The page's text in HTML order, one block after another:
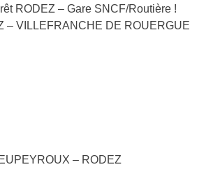
RODEZ – Gare SNCF/Routière !
– VILLEFRANCHE DE ROUERGUE
– RODEZ